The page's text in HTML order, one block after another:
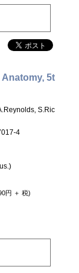
5t
S.Ric
4
円 ＋ 税)